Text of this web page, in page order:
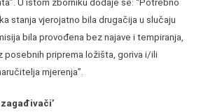
U istom zborniku dodaje se: “Potrebno
stanja vjerojatno bila drugačija u slučaju
bila provođena bez najave i tempiranja,
posebnih priprema ložišta, goriva i/ili
mjerenja”.